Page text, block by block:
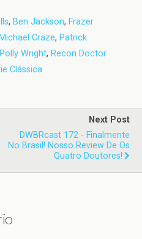
, Ben Jackson, Frazer
Michael Craze, Patrick
Polly Wright, Recon Doctor
Clássica
Next Post
DWBRcast 172 - Finalmente
No Brasil! Nosso Review De Os
Quatro Doutores!